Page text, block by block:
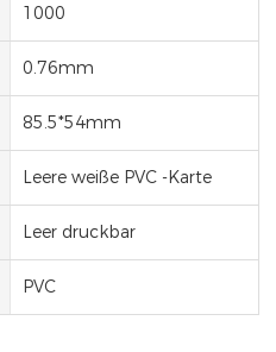
1000
0.76mm
85.5*54mm
Leere weiße PVC -Karte
Leer druckbar
PVC